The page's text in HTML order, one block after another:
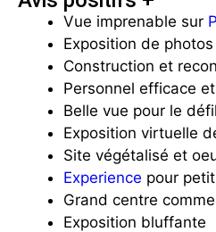
Vue imprenable sur
Exposition de
Construction et
Personnel efficace
Belle vue pour le
Exposition virtuelle
Site végétalisé et
Experience pour
Grand centre
Exposition bluffante